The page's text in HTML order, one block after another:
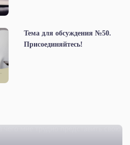
Тема для обсуждения №50.
Присоединяйтесь!